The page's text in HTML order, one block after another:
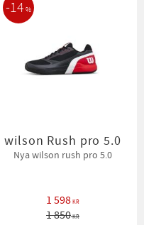
wilson Rush pro 5.0
Nya wilson rush pro 5.0
1 598KR
1 850KR
14 %